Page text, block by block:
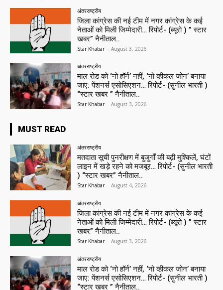
अंतरराष्ट्रीय
जिला कांग्रेस की नई टीम में नगर कांग्रेस के कई
नेताओं को मिली जिम्मेदारी… रिपोर्ट- (ब्यूरो ) ” स्टार
खबर” नैनीताल..
Star Khabar - August 3, 2026
अंतरराष्ट्रीय
माल रोड को ‘नो हॉर्न’ नहीं, ‘नो व्हीकल जोन’ बनाया
जाए: पेंशनर्स एसोसिएशन… रिपोर्ट- (सुनील भारती )
“स्टार खबर ” नैनीताल..
Star Khabar - August 3, 2026
MUST READ
अंतरराष्ट्रीय
मतदाता सूची पुनरीक्षण में बुजुर्गों की बढ़ी मुश्किलें, घंटों
लाइन में खड़े रहने को मजबूर… रिपोर्ट- (सुनील भारती
) “स्टार खबर” नैनीताल..
Star Khabar - August 4, 2026
अंतरराष्ट्रीय
जिला कांग्रेस की नई टीम में नगर कांग्रेस के कई
नेताओं को मिली जिम्मेदारी… रिपोर्ट- (ब्यूरो ) ” स्टार
खबर” नैनीताल..
Star Khabar - August 3, 2026
अंतरराष्ट्रीय
माल रोड को ‘नो हॉर्न’ नहीं, ‘नो व्हीकल जोन’ बनाया
जाए: पेंशनर्स एसोसिएशन… रिपोर्ट- (सुनील भारती )
“स्टार खबर ” नैनीताल..